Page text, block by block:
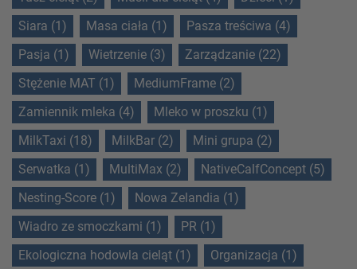
Siara (1)
Masa ciała (1)
Pasza treściwa (4)
Pasja (1)
Wietrzenie (3)
Zarządzanie (22)
Stężenie MAT (1)
MediumFrame (2)
Zamiennik mleka (4)
Mleko w proszku (1)
MilkTaxi (18)
MilkBar (2)
Mini grupa (2)
Serwatka (1)
MultiMax (2)
NativeCalfConcept (5)
Nesting-Score (1)
Nowa Zelandia (1)
Wiadro ze smoczkami (1)
PR (1)
Ekologiczna hodowla cieląt (1)
Organizacja (1)